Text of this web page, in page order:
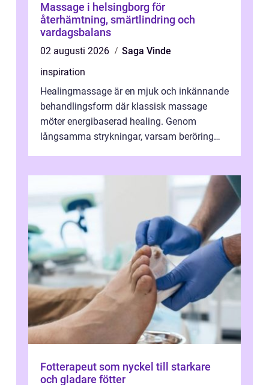
Massage i helsingborg för
återhämtning, smärtlindring och
vardagsbalans
02 augusti 2026
Saga Vinde
inspiration
Healingmassage är en mjuk och inkännande
behandlingsform där klassisk massage
möter energibaserad healing. Genom
långsamma strykningar, varsam beröring
Fotterapeut som nyckel till starkare
och gladare fötter